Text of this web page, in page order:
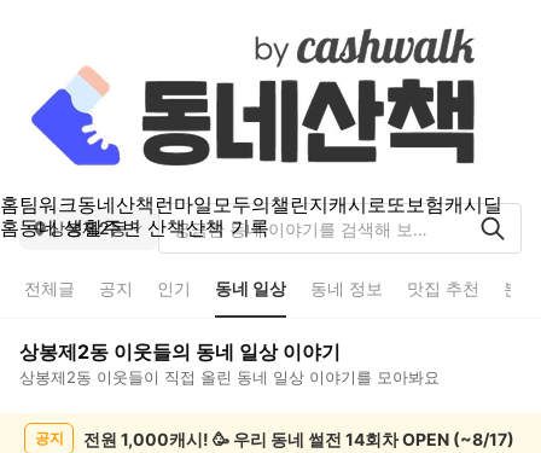
홈팀워크동네산책 런마일모두의챌린지캐시로또보험캐시딜
홈동네 생활주변 산책산책 기록
상봉제2동
전체글 공지 인기 동네 일상 동네 정보 맛집 추천 분
상봉제2동 이웃들의 동네 일상이야기
상봉제2동 이웃들이 직접 올린 동네 일상 이야기를 모아봐요
공지 전원 1,000캐시! 🥳 우리 동네 썰전 14회차 OPEN (~8/17)